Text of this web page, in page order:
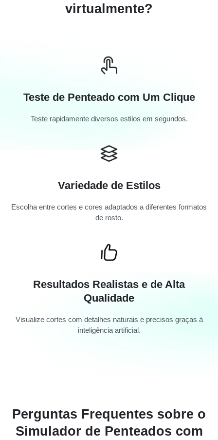
virtualmente?
Teste de Penteado com Um Clique
Teste rapidamente diversos estilos em segundos.
Variedade de Estilos
Escolha entre cortes e cores adaptados a diferentes formatos
de rosto.
Resultados Realistas e de Alta
Qualidade
Visualize cortes com detalhes naturais e precisos graças à
inteligência artificial.
Perguntas Frequentes sobre o
Simulador de Penteados com